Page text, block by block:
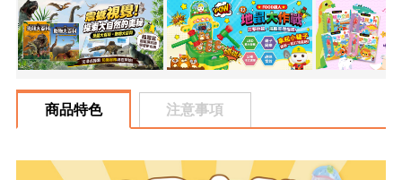
商品特色 注意事項